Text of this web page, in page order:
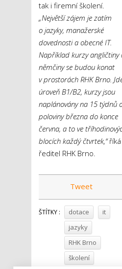
tak i firemní školení.
„Největší zájem je zatím
o jazyky, manažerské
dovednosti a obecné IT.
Například kurzy angličtiny
němčiny se budou konat
v prostorách RHK Brno.
úroveň B1/B2, kurzy jsou
naplánovány na 15 týdnů
poloviny března do konce
června, a to ve
blocích každý čtvrtek,“říká
ředitel RHK Brno.
Tweet
ŠTÍTKY : dotace
it
jazyky
RHK Brno
školení